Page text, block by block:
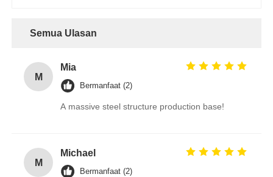
Semua Ulasan
M
Mia
Bermanfaat (2)
A massive steel structure production base!
M
Michael
Bermanfaat (2)